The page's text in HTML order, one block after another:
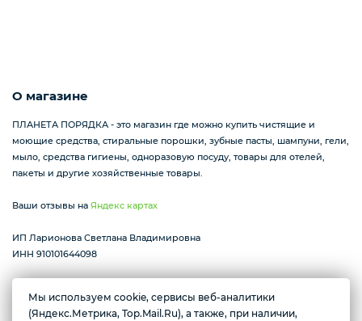
О магазине
ПЛАНЕТА ПОРЯДКА - это магазин где можно купить чистящие и
моющие средства, стиральные порошки, зубные пасты, шампуни, гели,
мыло, средства гигиены, одноразовую посуду, товары для отелей,
пакеты и другие хозяйственные товары.
Ваши отзывы на Яндекс картах
ИП Ларионова Светлана Владимировна
ИНН 910101644098
Республика Крым г. Алушта ул. Виноградная 32
Мы используем cookie, сервисы веб-аналитики
(Яндекс.Метрика, Top.Mail.Ru), а также, при наличии,
Желаете подозвать сотрудника